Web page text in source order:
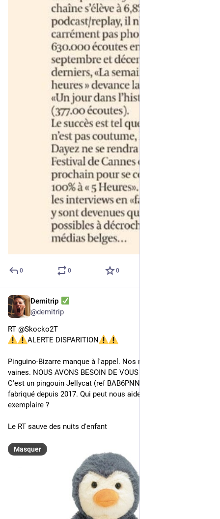
0 0 0
Demitrip
@demitrip
RT @Skocko2T
ALERTE DISPARITION
Pinguino-Bizarre manque à l'appel. Nos recherches ont été
vaines. NOUS AVONS BESOIN DE VOUS !
C'est un pingouin Jellycat (ref BAB6PNN) qui n'est plus
fabriqué depuis 2017. Qui peut nous aider à en trouver un
exemplaire ?
Le RT sauve des nuits d'enfant
Masquer